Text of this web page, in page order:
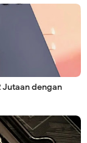
Jutaan dengan